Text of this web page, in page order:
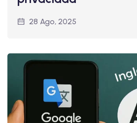
28 Ago, 2025